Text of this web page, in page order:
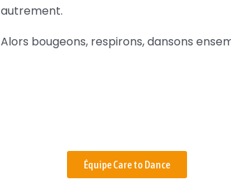
autrement.
Alors bougeons, respirons, dansons
Équipe Care to Dance